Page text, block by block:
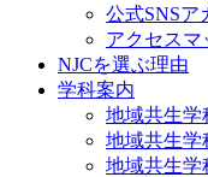
公式SNSア
アクセスマ
NJCを選ぶ理由
学科案内
地域共⽣学
地域共生学
地域共生学